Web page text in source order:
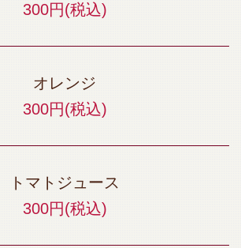
300円(税込)
オレンジ
300円(税込)
トマトジュース
300円(税込)